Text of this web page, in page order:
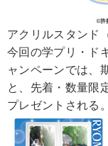
アクリルスタンド
今回の学プリ・ド
ャンペーンでは、
と、先着・数量限
プレゼントされる。